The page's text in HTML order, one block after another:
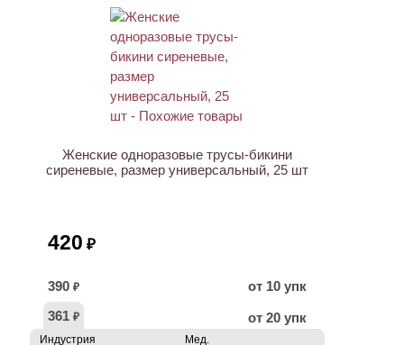
Женские одноразовые трусы-бикини
сиреневые, размер универсальный, 25 шт
420 ₽
390 ₽
от 10 упк
361 ₽ от 20 упк
Индустрия
Мед.